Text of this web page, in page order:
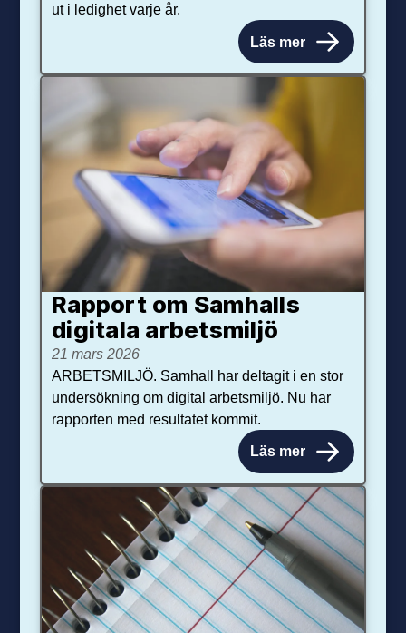
ut i ledighet varje år.
Läs mer
Rapport om Samhalls
digitala arbetsmiljö
21 mars 2026
ARBETSMILJÖ. Samhall har deltagit i en stor
undersökning om digital arbetsmiljö. Nu har
rapporten med resultatet kommit.
Läs mer